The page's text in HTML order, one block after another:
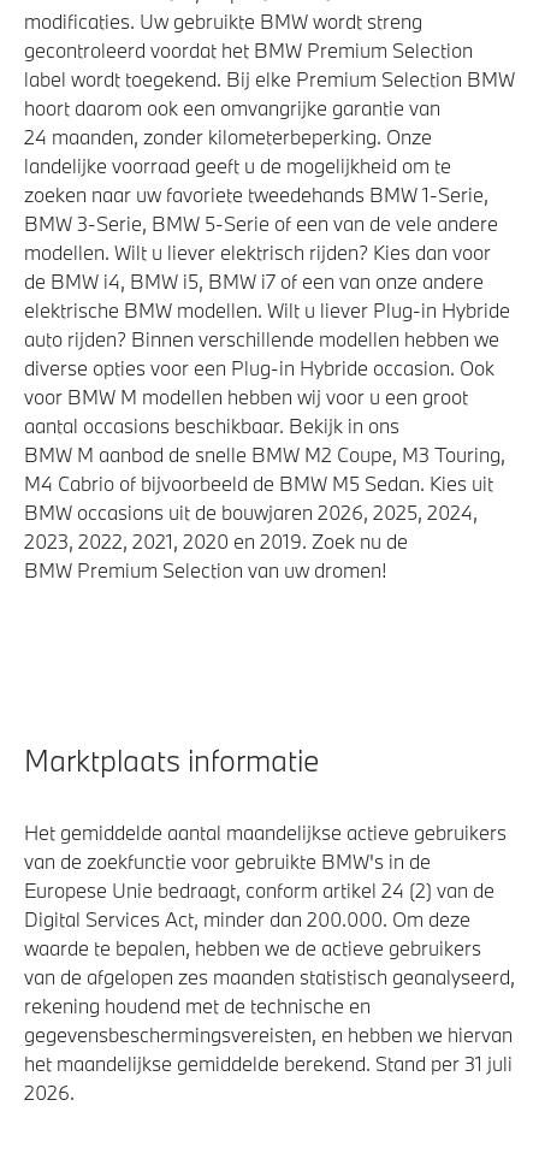
Automatische 8-traps Steptronic sporttransmissie
Integral Active Steering
Adaptief onderstel met luchtvering op voor- en
achteras
xDrive - Vierwielaandrijving
Veiligheid
Akoestische waarschuwing voor voetgangers
Actieve Voetgangersbescherming
modificaties. Uw gebruikte BMW wordt streng
gecontroleerd voordat het BMW Premium Selection
label wordt toegekend. Bij elke Premium Selection BMW
hoort daarom ook een omvangrijke garantie van
24 maanden, zonder kilometerbeperking. Onze
landelijke voorraad geeft u de mogelijkheid om te
zoeken naar uw favoriete tweedehands BMW 1-Serie,
BMW 3-Serie, BMW 5-Serie of een van de vele andere
modellen. Wilt u liever elektrisch rijden? Kies dan voor
de BMW i4, BMW i5, BMW i7 of een van onze andere
elektrische BMW modellen. Wilt u liever Plug-in Hybride
auto rijden? Binnen verschillende modellen hebben we
diverse opties voor een Plug-in Hybride occasion. Ook
voor BMW M modellen hebben wij voor u een groot
aantal occasions beschikbaar. Bekijk in ons
BMW M aanbod de snelle BMW M2 Coupe, M3 Touring,
M4 Cabrio of bijvoorbeeld de BMW M5 Sedan. Kies uit
BMW occasions uit de bouwjaren 2026, 2025, 2024,
2023, 2022, 2021, 2020 en 2019. Zoek nu de
BMW Premium Selection van uw dromen!
Marktplaats informatie
Het gemiddelde aantal maandelijkse actieve gebruikers
van de zoekfunctie voor gebruikte BMW's in de
Europese Unie bedraagt, conform artikel 24 (2) van de
Digital Services Act, minder dan 200.000. Om deze
waarde te bepalen, hebben we de actieve gebruikers
van de afgelopen zes maanden statistisch geanalyseerd,
rekening houdend met de technische en
gegevensbeschermingsvereisten, en hebben we hiervan
het maandelijkse gemiddelde berekend. Stand per 31 juli
2026.